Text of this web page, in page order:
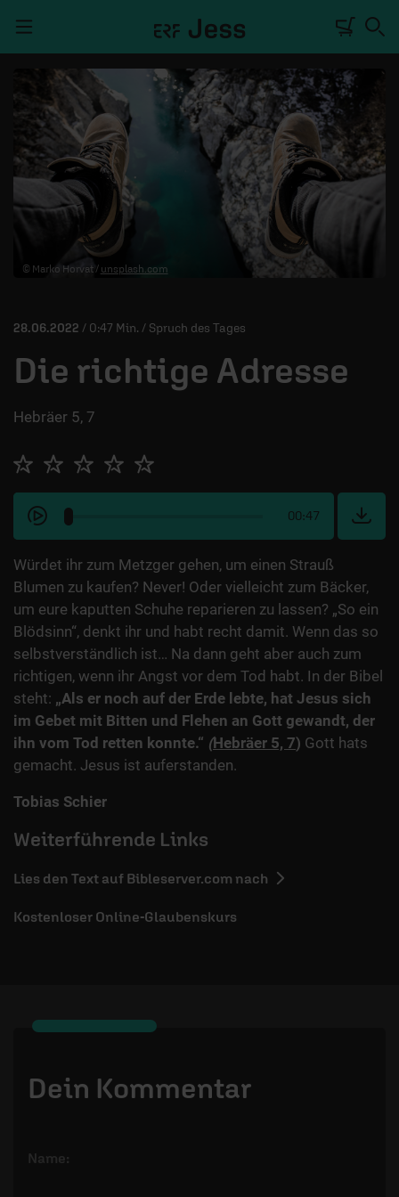
TALKWERK
REPORTAGE
RADIO
DEINE APP
MITMACHEN
ÜBER UNS
© Marko Horvat / unsplash.com
28.06.2022 / 0:47 Min. / Spruch des Tages
Die richtige Adresse
Hebräer 5, 7
00:47
Würdet ihr zum Metzger gehen, um einen Strauß
Blumen zu kaufen? Never! Oder vielleicht zum Bäcker,
um eure kaputten Schuhe reparieren zu lassen? „So ein
Blödsinn“, denkt ihr und habt recht damit. Wenn das so
selbstverständlich ist… Na dann geht aber auch zum
richtigen, wenn ihr Angst vor dem Tod habt. In der Bibel
steht: „Als er noch auf der Erde lebte, hat Jesus sich
im Gebet mit Bitten und Flehen an Gott gewandt, der
ihn vom Tod retten konnte.“ (Hebräer 5, 7) Gott hats
gemacht. Jesus ist auferstanden.
Tobias Schier
Weiterführende Links
Lies den Text auf Bibleserver.com nach
Kostenloser Online-Glaubenskurs
Dein Kommentar
Name: